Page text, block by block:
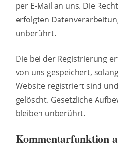
per E-Mail an uns. Die
erfolgten
unberührt.
Die bei der Registrierung
von uns gespeichert,
Website registriert sind
gelöscht. Gesetzliche
bleiben unberührt.
Kommentarfunktion